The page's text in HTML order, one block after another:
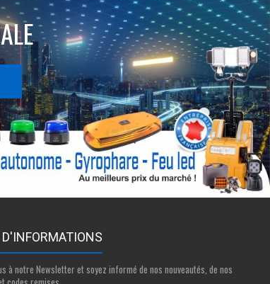
à notre Newsletter et soyez informé de nos nouveautés, de nos